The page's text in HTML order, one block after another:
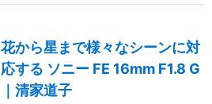
花から星まで様々なシーンに対
応する ソニー FE 16mm F1.8 G
｜清家道子